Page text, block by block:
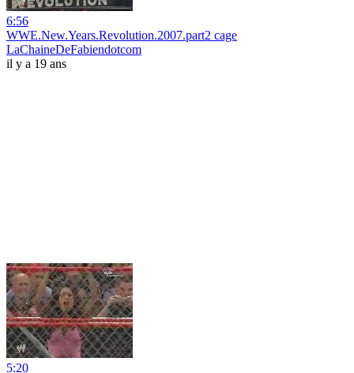
6:56
WWE.New.Years.Revolution.2007.part2 cage
LaChaineDeFabiendotcom
il y a 19 ans
5:20